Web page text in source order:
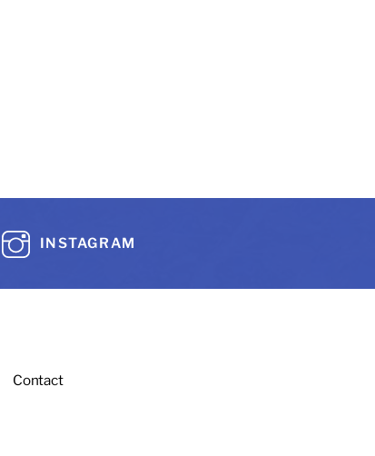
INSTAGRAM
Contact